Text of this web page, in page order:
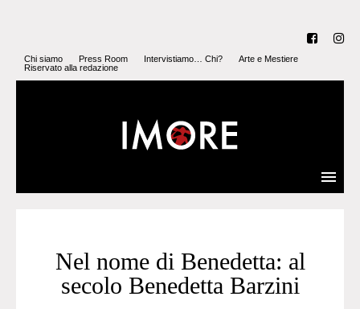
Chi siamo Press Room Intervistiamo… Chi?
Arte e Mestiere
Riservato alla redazione
Nel nome di Benedetta: al
secolo Benedetta Barzini